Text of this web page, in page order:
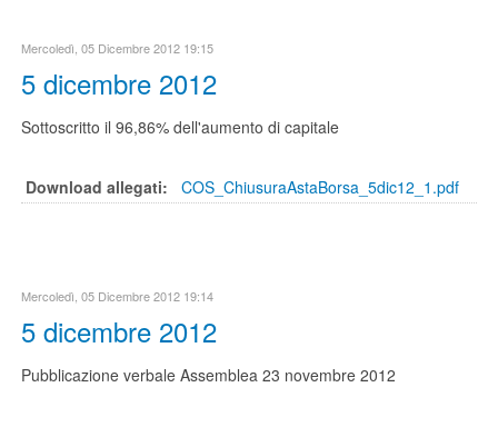
Mercoledì, 05 Dicembre 2012 19:15
5 dicembre 2012
Sottoscritto il 96,86% dell'aumento di capitale
Download allegati: COS_ChiusuraAstaBorsa_5dic12_1.pdf
Mercoledì, 05 Dicembre 2012 19:14
5 dicembre 2012
Pubblicazione verbale Assemblea 23 novembre 2012